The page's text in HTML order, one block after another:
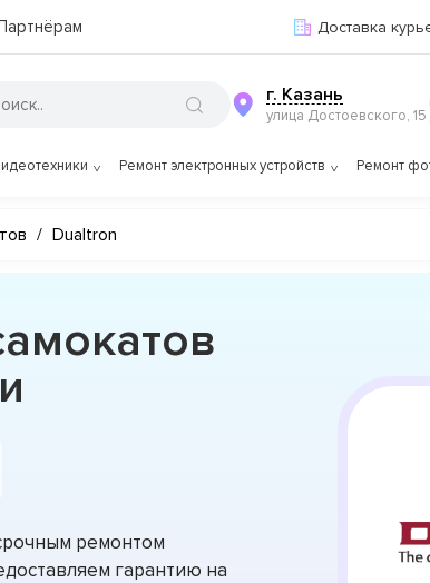
Доставка
г. Казань
улица Достоевского, 15
Ремонт электронных устройств Ремонт
/ Dualtron
ремонтом
гарантию на